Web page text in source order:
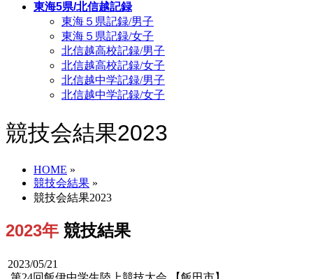
東海5県/北信越記録
東海５県記録/男子
東海５県記録/女子
北信越高校記録/男子
北信越高校記録/女子
北信越中学記録/男子
北信越中学記録/女子
競技会結果2023
HOME »
競技会結果 »
競技会結果2023
2023年 競技結果
2023/05/21